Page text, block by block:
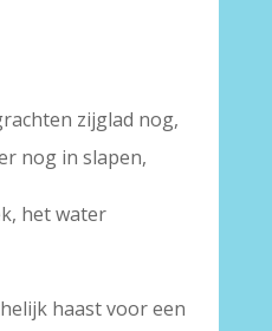
zijglad nog,
nog in slapen,
het water
haast voor een